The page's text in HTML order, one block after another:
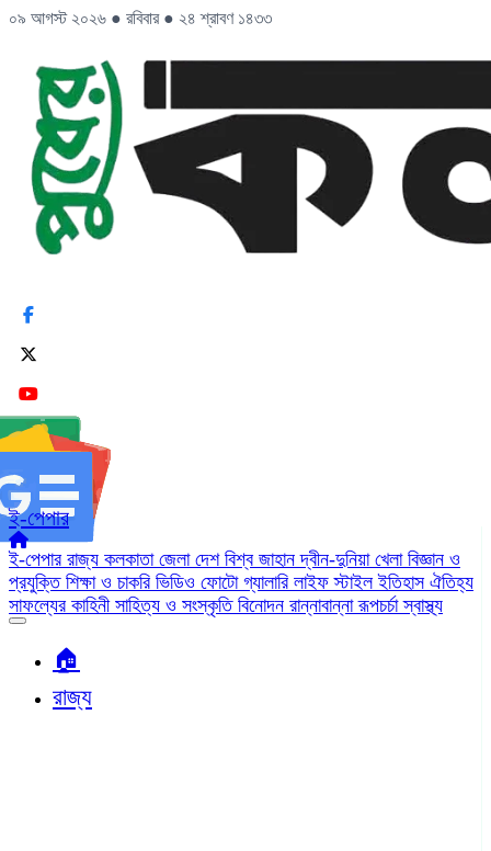
০৯ আগস্ট ২০২৬ ● রবিবার ● ২৪ শ্রাবণ ১৪৩৩
ই-পেপার
ই-পেপার রাজ্য কলকাতা জেলা দেশ বিশ্ব জাহানদ্বীন-দুনিয়া খেলা বিজ্ঞান ও
প্রযুক্তি শিক্ষা ও চাকরি ভিডিও ফোটো গ্যালারি লাইফ স্টাইলইতিহাস ঐতিহ্য
সাফল্যের কাহিনী সাহিত্য ও সংস্কৃতি বিনোদন রান্নাবান্নারূপচর্চাস্বাস্থ্য
🏠︎
রাজ্য